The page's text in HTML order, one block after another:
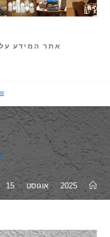
אתר המידע על קרינה
תפריט
2025
> אוגוסט >
15
> מדי